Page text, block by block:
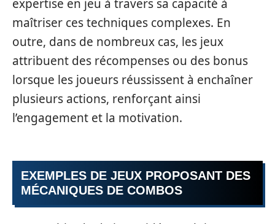
expertise en jeu à travers sa capacité à
maîtriser ces techniques complexes. En
outre, dans de nombreux cas, les jeux
attribuent des récompenses ou des bonus
lorsque les joueurs réussissent à enchaîner
plusieurs actions, renforçant ainsi
l’engagement et la motivation.
EXEMPLES DE JEUX PROPOSANT DES
MÉCANIQUES DE COMBOS